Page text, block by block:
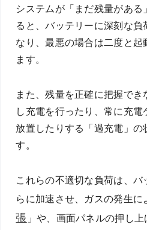
システムが「まだ残量があ
ると、バッテリーに深刻な負
なり、最悪の場合は二度と起
ます。
また、残量を正確に把握でき
し充電を行ったり、常に充電
放置したりする「過充電」の
す。
これらの不適切な負荷は、バ
らに加速させ、ガスの発生に
張 」や、画面パネルの押し